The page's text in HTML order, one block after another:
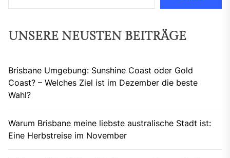
UNSERE NEUSTEN BEITRÄGE
Brisbane Umgebung: Sunshine Coast oder Gold
Coast? – Welches Ziel ist im Dezember die beste
Wahl?
Warum Brisbane meine liebste australische Stadt ist:
Eine Herbstreise im November